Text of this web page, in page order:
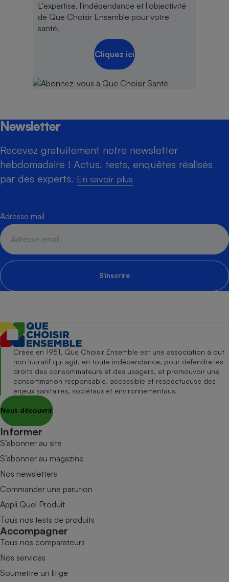
L'expertise, l'indépendance et l'objectivité
de Que Choisir Ensemble pour votre
santé.
Cliquez ici
Newsletter
Recevez gratuitement notre newsletter
hebdomadaire ! Actus, tests, enquêtes réalisés
par des experts. En savoir plus
Adresse mail
S'inscrire
Créée en 1951, Que Choisir Ensemble est une association à but
non lucratif qui agit, en toute indépendance, pour défendre les
droits des consommateurs et des usagers, et promouvoir une
consommation responsable, accessible et respectueuse des
enjeux sanitaires, sociétaux et environnementaux.
Nous découvrir
Informer
S’abonner au site
S’abonner au magazine
Nos newsletters
Commander une parution
Appli Quel Produit
Tous nos tests de produits
Accompagner
Tous nos comparateurs
Nos services
Soumettre un litige